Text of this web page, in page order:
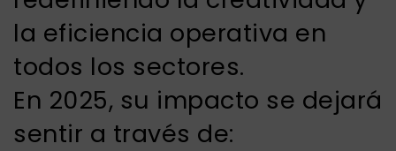
la eficiencia operativa en
todos los sectores.
En 2025, su impacto se dejará
sentir a través de: